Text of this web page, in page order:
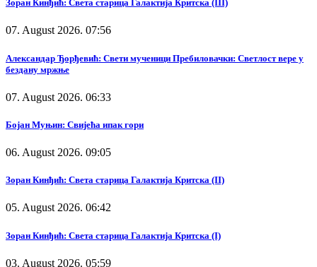
Зоран Кинђић: Света старица Галактија Критска (III)
07. August 2026. 07:56
Александар Ђорђевић: Свети мученици Пребиловачки: Светлост вере у
бездану мржње
07. August 2026. 06:33
Бојан Муњин: Свијећа ипак гори
06. August 2026. 09:05
Зоран Кинђић: Света старица Галактија Критска (II)
05. August 2026. 06:42
Зоран Кинђић: Света старица Галактија Критска (I)
03. August 2026. 05:59